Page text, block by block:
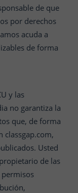
de que
por derechos
acuda a
de forma
y las
no garantiza la
que, de forma
classgap.com,
Usted
de las